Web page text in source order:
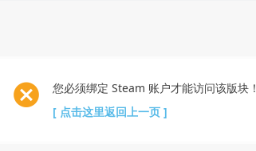
您必须绑定 Steam 账户才能访问该版块！
[ 点击这里返回上一页 ]